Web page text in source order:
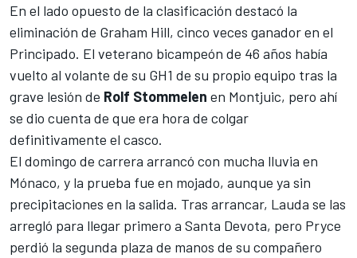
En el lado opuesto de la clasificación destacó la
eliminación de Graham Hill, cinco veces ganador en el
Principado. El veterano bicampeón de 46 años había
vuelto al volante de su GH1 de su propio equipo tras la
grave lesión de Rolf Stommelen en Montjuic, pero ahí
se dio cuenta de que era hora de colgar
definitivamente el casco.
El domingo de carrera arrancó con mucha lluvia en
Mónaco, y la prueba fue en mojado, aunque ya sin
precipitaciones en la salida. Tras arrancar, Lauda se las
arregló para llegar primero a Santa Devota, pero Pryce
perdió la segunda plaza de manos de su compañero